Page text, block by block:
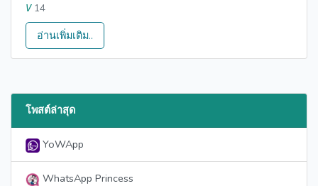
V14
อ่านเพิ่มเติม..
โพสต์ล่าสุด
YoWApp
WhatsApp Princess